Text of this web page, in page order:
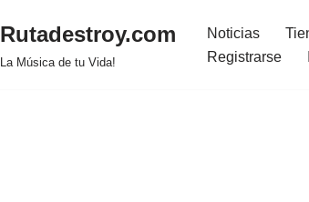
Rutadestroy.com
La Música de tu Vida!
Noticias
Registrarse